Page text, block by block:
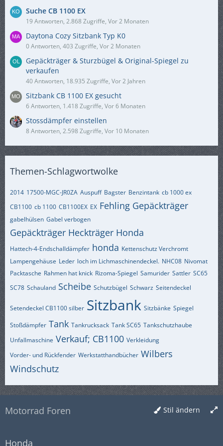
Suche CB 1100 EX
19 Antworten, 2.868 Zugriffe, Vor 2 Monaten
Daytona Cozy Sitzbank Typ K0
0 Antworten, 403 Zugriffe, Vor 2 Monaten
Gepäckträger & Sturzbügel & Original-Spiegel zu
verkaufen
40 Antworten, 18.935 Zugriffe, Vor 2 Jahren
Sitzbank CB 1100 EX gesucht
6 Antworten, 1.418 Zugriffe, Vor 6 Monaten
Stossdämpfer einstellen
8 Antworten, 2.598 Zugriffe, Vor 10 Monaten
Themen-Schlagwortwolke
2014 17500-MGC-JR0ZA Auspuff Bagster Benzintank cb 1000 ex
CB1100 cb 1100 CB1100EX EX Fehling Gepäckträger
gabelhülsen Gabel verbogen
Gepäckträger Heckträger Honda
Hattech-4-Endschalldämpfer honda Kettenschutz Verchromt
Lampengehäuse Leder loch im Lichmaschinendeckel. NHC08 Nivomat
Packtasche Rahmen hat knick Rizoma-Spiegel Samurider Sattler SC65
SC78 Schauland Scheibe Schutzbügel Schwarz Seitendeckel
Setendeckel CB1100 silber Sitzbank Sitzbänke Spiegel
Stoßdämpfer Tank Tankrucksack Tank SC65 Tankschutzhaube
Unfallmaschine Verkauf; CB1100 Verkleidung
Vorder- und Rückfender Werkstatthandbücher Wilbers
Windschutz
Stil ändern
Motorrad Foren
Honda